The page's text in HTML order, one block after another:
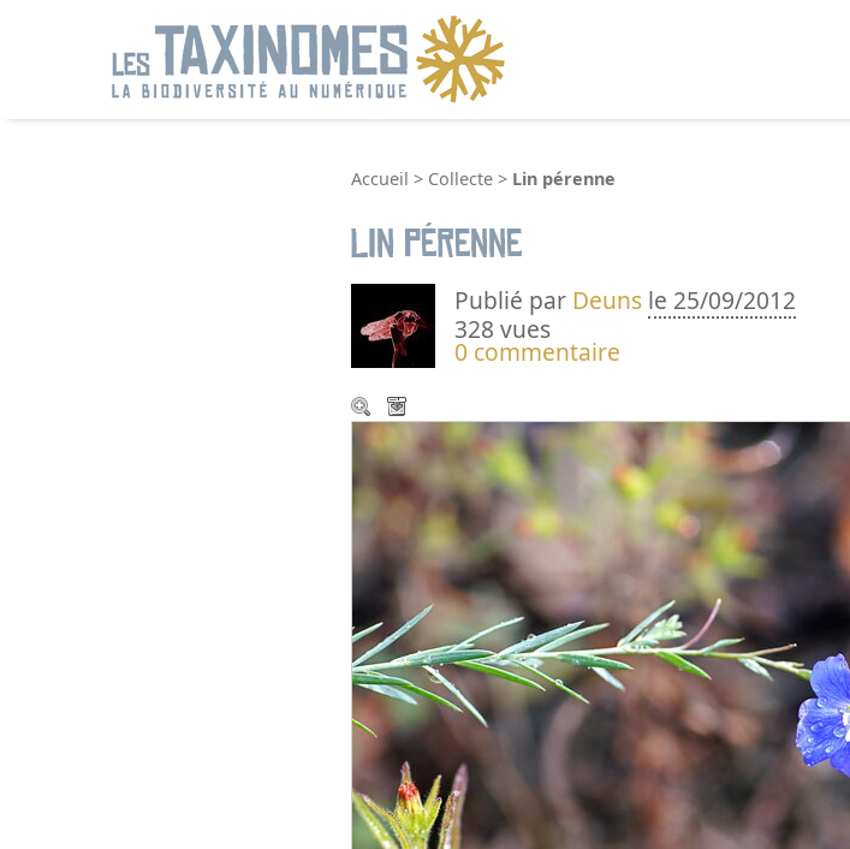
Accueil > Collecte > Lin pérenne
Lin pérenne
Publié par Deuns le 25/09/2012
328 vues
0 commentaire